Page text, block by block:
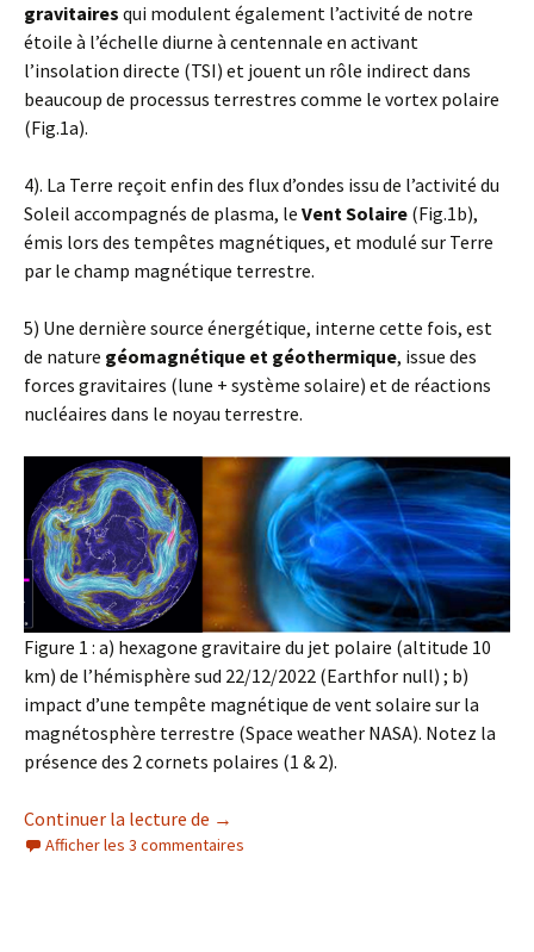
gravitaires qui modulent également l’activité de notre
étoile à l’échelle diurne à centennale en activant
l’insolation directe (TSI) et jouent un rôle indirect dans
beaucoup de processus terrestres comme le vortex polaire
(Fig.1a).
4). La Terre reçoit enfin des flux d’ondes issu de l’activité du
Soleil accompagnés de plasma, le Vent Solaire (Fig.1b),
émis lors des tempêtes magnétiques, et modulé sur Terre
par le champ magnétique terrestre.
5) Une dernière source énergétique, interne cette fois, est
de nature géomagnétique et géothermique, issue des
forces gravitaires (lune + système solaire) et de réactions
nucléaires dans le noyau terrestre.
Figure 1 : a) hexagone gravitaire du jet polaire (altitude 10
km) de l’hémisphère sud 22/12/2022 (Earthfor null) ; b)
impact d’une tempête magnétique de vent solaire sur la
magnétosphère terrestre (Space weather NASA). Notez la
présence des 2 cornets polaires (1 & 2).
Continuer la lecture de Le vortex saisonnier stratosphérique
→
Afficher les 3 commentaires